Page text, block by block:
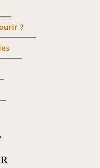
?